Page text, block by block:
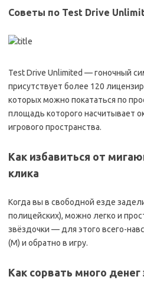
Советы по Test Drive
Test Drive Unlimited — гоночный
присутствует более 120
которых можно покататься по
площадь которого насчитывает
игрового пространства.
Как избавиться от
клика
Когда вы в свободной езде
полицейских), можно легко и
звёздочки — для этого всего-
(М) и обратно в игру.
Как сорвать много